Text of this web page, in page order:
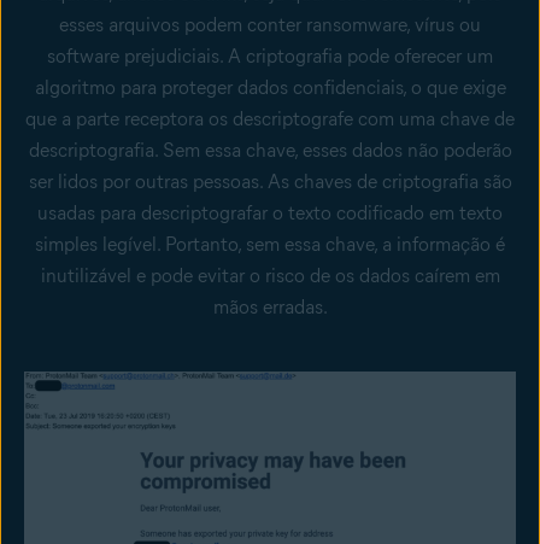
esses arquivos podem conter ransomware, vírus ou
software prejudiciais. A criptografia pode oferecer um
algoritmo para proteger dados confidenciais, o que exige
que a parte receptora os descriptografe com uma chave de
descriptografia. Sem essa chave, esses dados não poderão
ser lidos por outras pessoas. As chaves de criptografia são
usadas para descriptografar o texto codificado em texto
simples legível. Portanto, sem essa chave, a informação é
inutilizável e pode evitar o risco de os dados caírem em
mãos erradas.